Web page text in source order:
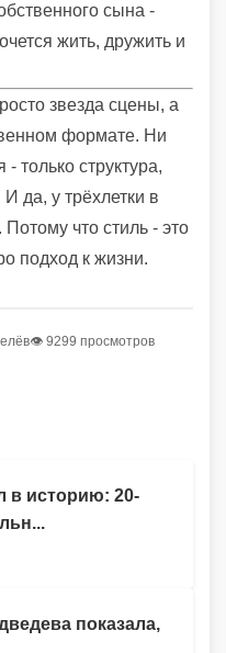
сына -
жить, дружить и
звезда сцены, а
формате. Ни
только структура,
да, у трёхлетки в
что стиль - это
подход к жизни.
👁 9299 просмотров
в историю: 20-
показала,